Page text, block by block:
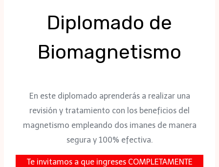
Diplomado de
Biomagnetismo
En este diplomado aprenderás a realizar una
revisión y tratamiento con los beneficios del
magnetismo empleando dos imanes de manera
segura y 100% efectiva.
Te invitamos a que ingreses COMPLETAMENTE